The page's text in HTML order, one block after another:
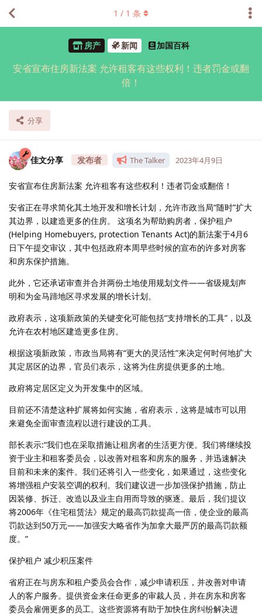
房产 新闻 加国百科
安省宣布住房新法案 允许租客有这些权利！违者罚金或翻
倍！
分享
1 / 1 条
佳文分享 The Talker 2023年4月9日
安省宣布住房新法案 允许租客有这些权利！违者罚金或翻倍！
安省正在寻求简化其土地开发和增长计划，允许市政当局“随时”扩大
其边界，以建造更多的住房。 这项名为帮助购房者，保护租户
(Helping Homebuyers, protection Tenants Act)的新法案于4月6
日下午提交审议，其中包括政府本周早些时候的宣布的许多对房客
和房东保护措施。
此外，它还承诺审查并合并两份土地使用规划文件——省级规划声
明和为金马蹄地区寻求发展的增长计划。
政府表示，这项新政策的关键变化可能包括“支持增长的工具”，以及
允许在农村地区建造更多住房。
根据这项新政策，市政当局将有“更大的灵活性”来决定何时何地扩大
其定居区的边界，官员们表示，这将为住房提供更多的土地。
政府将定居区定义为开发集中的区域。
目前还不清楚这种扩展将如何实施，省府表示，这将是城市可以用
来避免全面审查流程以进行建设的工具。
部长表示:“我们也在采取措施让租房者的生活更方便。我们将继续投
资于业主和租客委员会，以改善对租客和房东的服务，并迅速解决
目前和未来的案件。我们还将引入一些变化，如果通过，这些变化
将增强租户安装空调的权利。我们建议进一步加强保护措施，防止
因装修、拆迁、改造以及业主自用而导致的驱逐。最后，我们提议
将2006年《住宅租赁法》规定的最高罚款提高一倍，使企业的最高
罚款达到50万元——加强安大略省作为加拿大最严厉的最高罚款额
度。”
保护租户 减少积压案件
省府正在与房东和租户委员会合作，减少申请积压，并改善对申请
人的客户服务。提供资金来任命更多的审裁人员，并在房东和房客
委员会雇佣更多的员工。这些资源将有助于加快住房纠纷解决进